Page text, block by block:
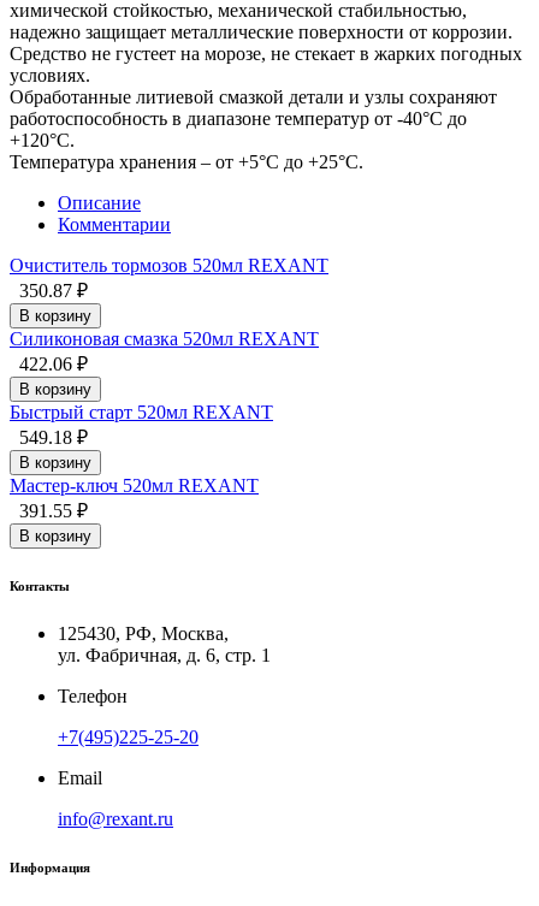
химической стойкостью, механической стабильностью,
надежно защищает металлические поверхности от коррозии.
Средство не густеет на морозе, не стекает в жарких погодных
условиях.
Обработанные литиевой смазкой детали и узлы сохраняют
работоспособность в диапазоне температур от -40°С до
+120°С.
Температура хранения – от +5°C до +25°С.
Описание
Комментарии
Очиститель тормозов 520мл REXANT
350.87 ₽
В корзину
Силиконовая смазка 520мл REXANT
422.06 ₽
В корзину
Быстрый старт 520мл REXANT
549.18 ₽
В корзину
Мастер-ключ 520мл REXANT
391.55 ₽
В корзину
Контакты
125430, РФ, Москва,
ул. Фабричная, д. 6, стр. 1
Телефон
+7(495)225-25-20
Email
info@rexant.ru
Информация